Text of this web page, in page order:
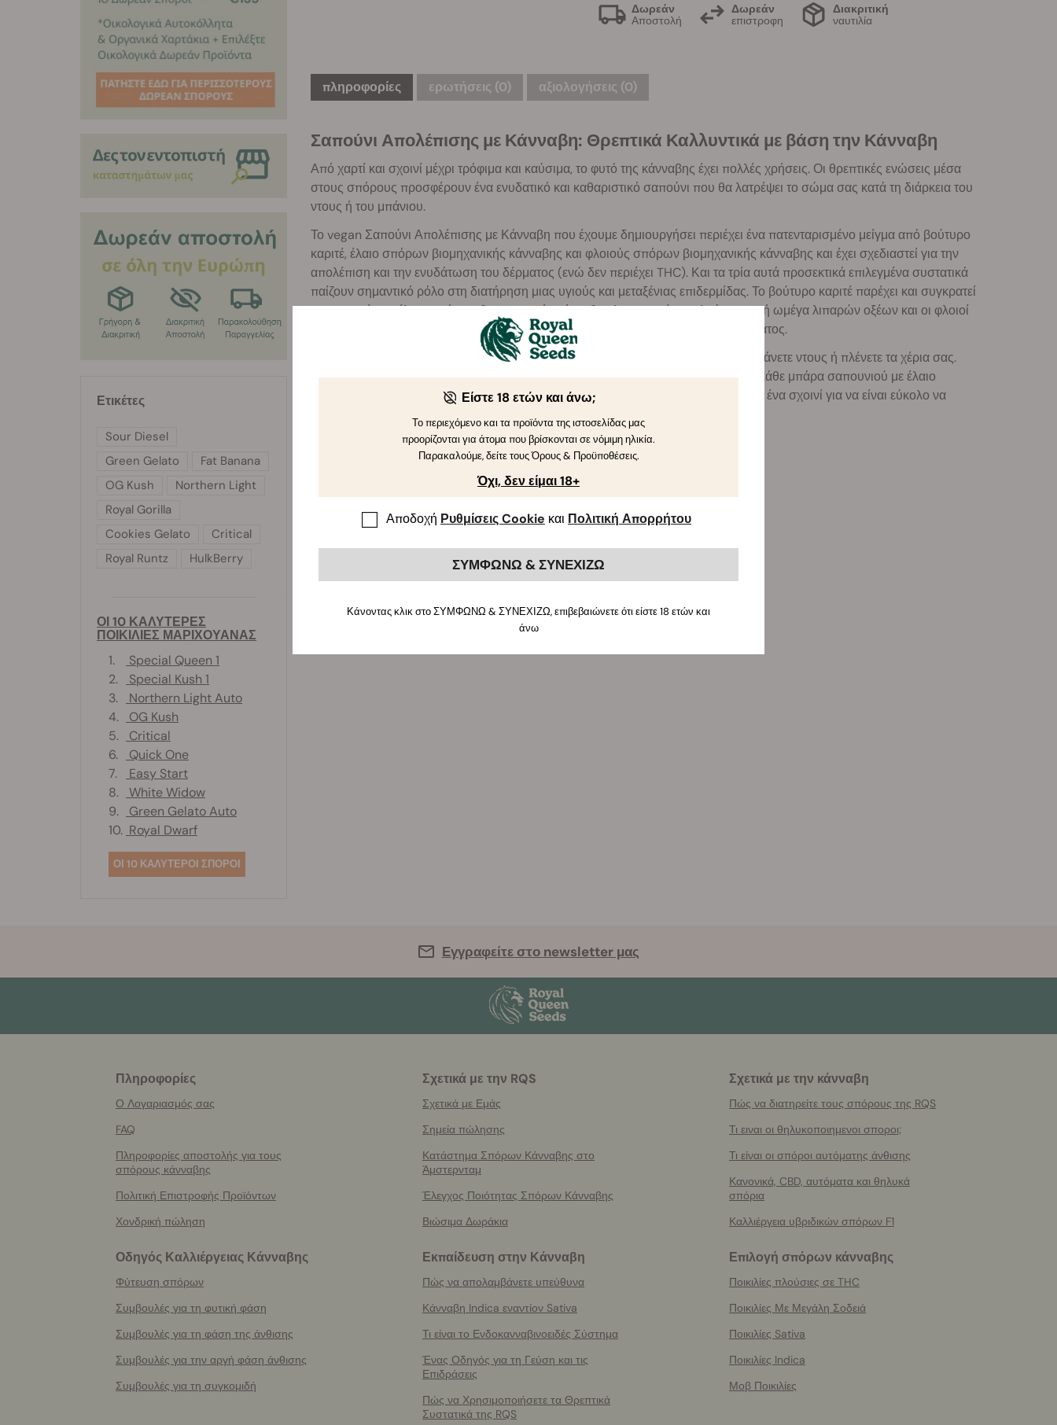
Δωρεάν
Αποστολή
Δωρεάν
επιστροφη
Διακριτική
ναυτιλία
πληροφορίες ερωτήσεις (0) αξιολογήσεις (0)
Σαπούνι Απολέπισης με Κάνναβη: Θρεπτικά Καλλυντικά με βάση την Κάνναβη
Από χαρτί και σχοινί μέχρι τρόφιμα και καύσιμα, το φυτό της κάνναβης έχει πολλές χρήσεις. Οι θρεπτικές ενώσεις μέσα
στους σπόρους προσφέρουν ένα ενυδατικό και καθαριστικό σαπούνι που θα λατρέψει το σώμα σας κατά τη διάρκεια του
ντους ή του μπάνιου.
Το vegan Σαπούνι Απολέπισης με Κάνναβη που έχουμε δημιουργήσει περιέχει ένα πατενταρισμένο μείγμα από βούτυρο
καριτέ, έλαιο σπόρων βιομηχανικής κάνναβης και φλοιούς σπόρων βιομηχανικής κάνναβης και έχει σχεδιαστεί για την
απολέπιση και την ενυδάτωση του δέρματος (ενώ δεν περιέχει THC). Και τα τρία αυτά προσεκτικά επιλεγμένα συστατικά
παίζουν σημαντικό ρόλο στη διατήρηση μιας υγιούς και μεταξένιας επιδερμίδας. Το βούτυρο καριτέ παρέχει και συγκρατεί
την υγρασία, το έλαιο σπόρων βιομηχανικής κάνναβης λειτουργεί ως πλούσια πηγή ωμέγα λιπαρών οξέων και οι φλοιοί
των σπόρων βοηθούν στην απαλή απομάκρυνση των νεκρών κυττάρων του δέρματος.
Για καλύτερα αποτελέσματα, εφαρμόστε τη μπάρα απευθείας στο δέρμα σας όταν κάνετε ντους ή πλένετε τα χέρια σας.
Καθώς η RQS συνεχίζει να στρέφεται σε πιο βιώσιμα προϊόντα, εξασφαλίσαμε ότι κάθε μπάρα σαπουνιού με έλαιο
κάνναβης είναι τυλιγμένη σε οικολογική συσκευασία. Έχουμε επίσης προσαρτήσει ένα σχοινί για να είναι εύκολο να
Ετικέτες
Sour Diesel
Green Gelato
Fat Banana
OG Kush
Northern Light
Royal Gorilla
Cookies Gelato
Critical
Royal Runtz
HulkBerry
ΟΙ 10 ΚΑΛΥΤΕΡΕΣ
ΠΟΙΚΙΛΙΕΣ ΜΑΡΙΧΟΥΑΝΑΣ
1.
Special Queen 1
2.
Special Kush 1
3.
Northern Light Auto
4.
OG Kush
5.
Critical
6.
Quick One
7.
Easy Start
8.
White Widow
9.
Green Gelato Auto
10. Royal Dwarf
ΟΙ 10 ΚΑΛΥΤΕΡΟΙ ΣΠΟΡΟΙ
Εγγραφείτε στο newsletter μας
Πληροφορίες
Ο Λογαριασμός σας
FAQ
Πληροφορίες αποστολής για τους
σπόρους κάνναβης
Πολιτική Επιστροφής Προϊόντων
Χονδρική πώληση
Σχετικά με την RQS
Σχετικά με Εμάς
Σημεία πώλησης
Κατάστημα Σπόρων Κάνναβης στο
Άμστερνταμ
Έλεγχος Ποιότητας Σπόρων Κάνναβης
Βιώσιμα Δωράκια
Σχετικά με την κάνναβη
Πώς να διατηρείτε τους σπόρους της RQS
Τι ειναι οι θηλυκοποιημενοι σποροι;
Τι είναι οι σπόροι αυτόματης άνθισης
Κανονικά, CBD, αυτόματα και θηλυκά
σπόρια
Καλλιέργεια υβριδικών σπόρων F1
Οδηγός Καλλιέργειας Κάνναβης
Φύτευση σπόρων
Συμβουλές για τη φυτική φάση
Συμβουλές για τη φάση της άνθισης
Συμβουλές για την αργή φάση άνθισης
Συμβουλές για τη συγκομιδή
Εκπαίδευση στην Κάνναβη
Πώς να απολαμβάνετε υπεύθυνα
Κάνναβη Indica εναντίον Sativa
Τι είναι το Ενδοκανναβινοειδές Σύστημα
Ένας Οδηγός για τη Γεύση και τις
Επιδράσεις
Πώς να Χρησιμοποιήσετε τα Θρεπτικά
Συστατικά της RQS
Επιλογή σπόρων κάνναβης
Ποικιλίες πλούσιες σε THC
Ποικιλίες Με Μεγάλη Σοδειά
Ποικιλίες Sativa
Ποικιλίες Indica
Μοβ Ποικιλίες
Είστε 18 ετών και άνω;
Το περιεχόμενο και τα προϊόντα της ιστοσελίδας μας
προορίζονται για άτομα που βρίσκονται σε νόμιμη ηλικία.
Παρακαλούμε, δείτε τους Όρους & Προϋποθέσεις.
Όχι, δεν είμαι 18+
Αποδοχή Ρυθμίσεις Cookie και Πολιτική Απορρήτου
ΣΥΜΦΩΝΩ & ΣΥΝΕΧΙΖΩ
Κάνοντας κλικ στο ΣΥΜΦΩΝΩ & ΣΥΝΕΧΙΖΩ, επιβεβαιώνετε ότι είστε 18 ετών και
άνω